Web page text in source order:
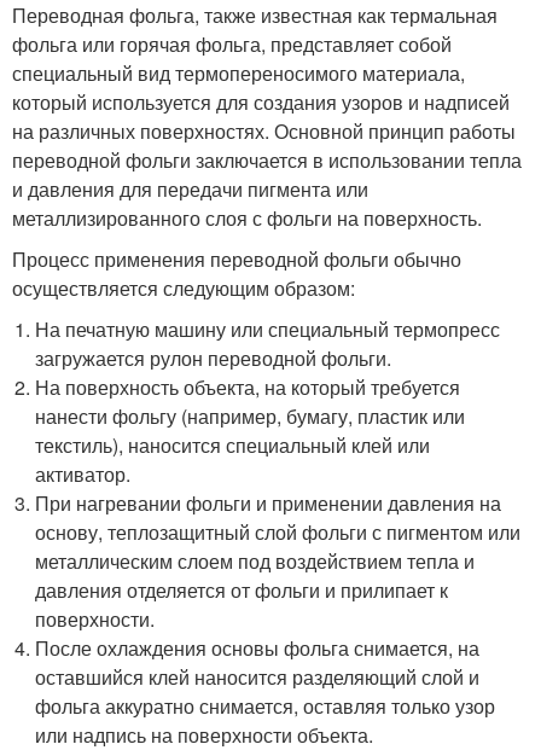
Переводная фольга, также известная как термальная
фольга или горячая фольга, представляет собой
специальный вид термопереносимого материала,
который используется для создания узоров и надписей
на различных поверхностях. Основной принцип работы
переводной фольги заключается в использовании тепла
и давления для передачи пигмента или
металлизированного слоя с фольги на поверхность.
Процесс применения переводной фольги обычно
осуществляется следующим образом:
На печатную машину или специальный термопресс
загружается рулон переводной фольги.
На поверхность объекта, на который требуется
нанести фольгу (например, бумагу, пластик или
текстиль), наносится специальный клей или
активатор.
При нагревании фольги и применении давления на
основу, теплозащитный слой фольги с пигментом или
металлическим слоем под воздействием тепла и
давления отделяется от фольги и прилипает к
поверхности.
После охлаждения основы фольга снимается, на
оставшийся клей наносится разделяющий слой и
фольга аккуратно снимается, оставляя только узор
или надпись на поверхности объекта.